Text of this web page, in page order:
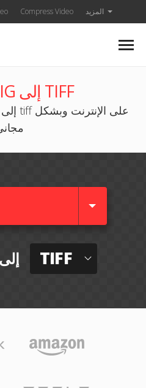
Compress Video المزيد
محول JBIG إلى TIFF
إلى TIFF